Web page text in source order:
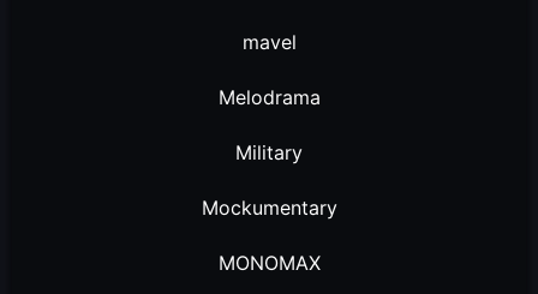
mavel
Melodrama
Military
Mockumentary
MONOMAX